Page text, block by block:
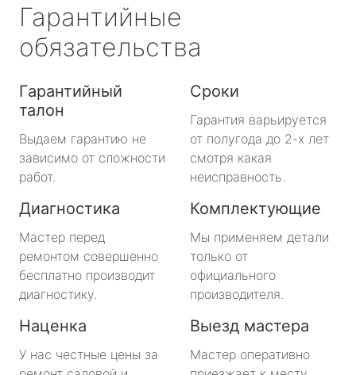
Гарантийные
обязательства
Гарантийный
талон
Выдаем гарантию не
зависимо от сложности
работ.
Сроки
Гарантия варьируется
от полугода до 2-х лет
смотря какая
неисправность.
Диагностика
Мастер перед
ремонтом совершенно
бесплатно производит
диагностику.
Комплектующие
Мы применяем детали
только от
официального
производителя.
Наценка
У нас честные цены за
Выезд мастера
Мастер оперативно